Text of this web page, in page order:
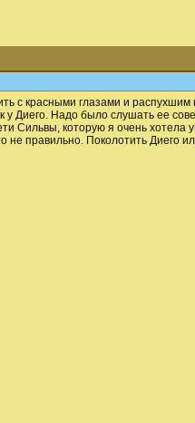
с красными глазами и распухшим
Диего. Надо было слушать ее
Сильвы, которую я очень хотела
не правильно. Поколотить Диего